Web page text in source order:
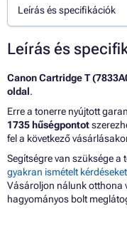
Leírás és specifikációk
Leírás és
Canon Cartridge T
oldal.
Erre a tonerre nyújtott
1735 hűségpontot
fel a következő
Segítségre van szüksége a
gyakran ismételt kérdéseket
Vásároljon nálunk otthona
hagyományos bolt